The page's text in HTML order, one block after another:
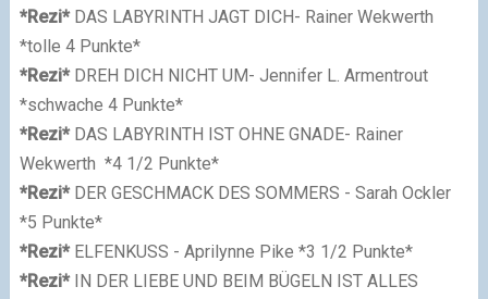
*Rezi* DAS LABYRINTH JAGT DICH- Rainer Wekwerth
*tolle 4 Punkte*
*Rezi* DREH DICH NICHT UM- Jennifer L. Armentrout
*schwache 4 Punkte*
*Rezi* DAS LABYRINTH IST OHNE GNADE- Rainer
Wekwerth *4 1/2 Punkte*
*Rezi*DER GESCHMACK DES SOMMERS - Sarah Ockler
*5 Punkte*
*Rezi*ELFENKUSS - Aprilynne Pike *3 1/2 Punkte*
*Rezi*
IN DER LIEBE UND BEIM BÜGELN IST ALLES